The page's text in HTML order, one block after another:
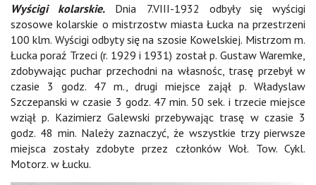
Wyścigi kolarskie. Dnia 7.VIII-1932 odbyły się wyścigi
szosowe kolarskie o mistrzostw miasta Łucka na przestrzeni
100 klm. Wyścigi odbyty się na szosie Kowelskiej. Mistrzom m.
Łucka poraź Trzeci (r. 1929 i 1931) został p. Gustaw Waremke,
zdobywając puchar przechodni na własnośc, trasę przebył w
czasie 3 godz. 47 m., drugi miejsce zajął p. Władyslaw
Szczepanski w czasie 3 godz. 47 min. 50 sek. i trzecie miejsce
wziął p. Kazimierz Galewski przebywając trasę w czasie 3
godz. 48 min. Należy zaznaczyć, że wszystkie trzy pierwsze
miejsca zostały zdobyte przez członków Woł. Tow. Cykl.
Motorz. w Łucku.